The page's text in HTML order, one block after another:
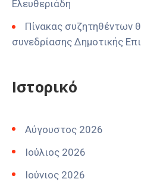
Ελευθεριάδη
Πίνακας συζητηθέντων
συνεδρίασης Δημοτικής
Ιστορικό
Αύγουστος 2026
Ιούλιος 2026
Ιούνιος 2026